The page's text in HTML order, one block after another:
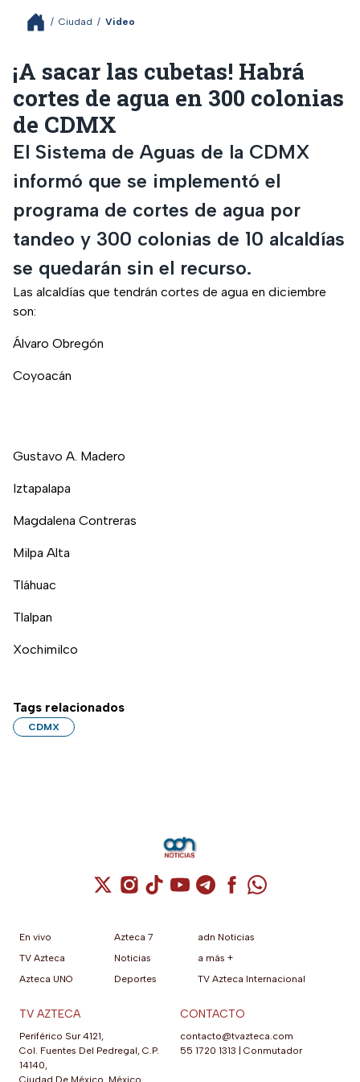
/ Ciudad / Video
¡A sacar las cubetas! Habrá
cortes de agua en 300 colonias
de CDMX
El Sistema de Aguas de la CDMX
informó que se implementó el
programa de cortes de agua por
tandeo y 300 colonias de 10 alcaldías
se quedarán sin el recurso.
Las alcaldías que tendrán cortes de agua en diciembre
son:
Álvaro Obregón
Coyoacán
Gustavo A. Madero
Iztapalapa
Magdalena Contreras
Milpa Alta
Tláhuac
Tlalpan
Xochimilco
Tags relacionados
CDMX
Cuenta de X / Twitter (se abre en una
Cuenta de Instagram (se abre en una
Cuenta de TikTok (se abre en
Cuenta de YouTube (se abre
Cuenta de Telegram (se
Cuenta de
Cuenta de
En vivo
TV Azteca
Azteca UNO
Azteca 7
Noticias
Deportes
adn Noticias
a más +
TV Azteca Internacional
TV AZTECA
Periférico Sur 4121,
Col. Fuentes Del Pedregal, C.P.
14140,
Ciudad De México, México.
CONTACTO
contacto@tvazteca.com
55 1720 1313 | Conmutador